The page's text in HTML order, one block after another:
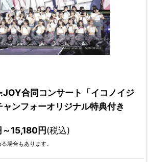
合同コンサート「イコノイジ
ンフォーオリジナル特典付き
～15,180円(税込)
場合もあります。